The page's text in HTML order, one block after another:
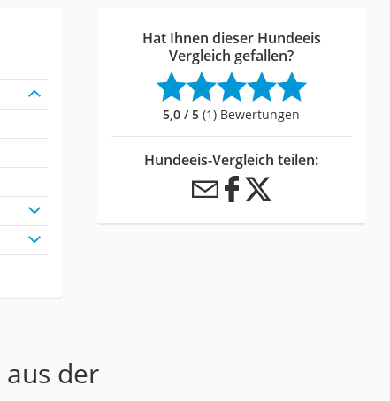
Hat Ihnen dieser Hundeeis
Vergleich gefallen?
5,0 / 5 (1) Bewertungen
Hundeeis-Vergleich teilen:
der